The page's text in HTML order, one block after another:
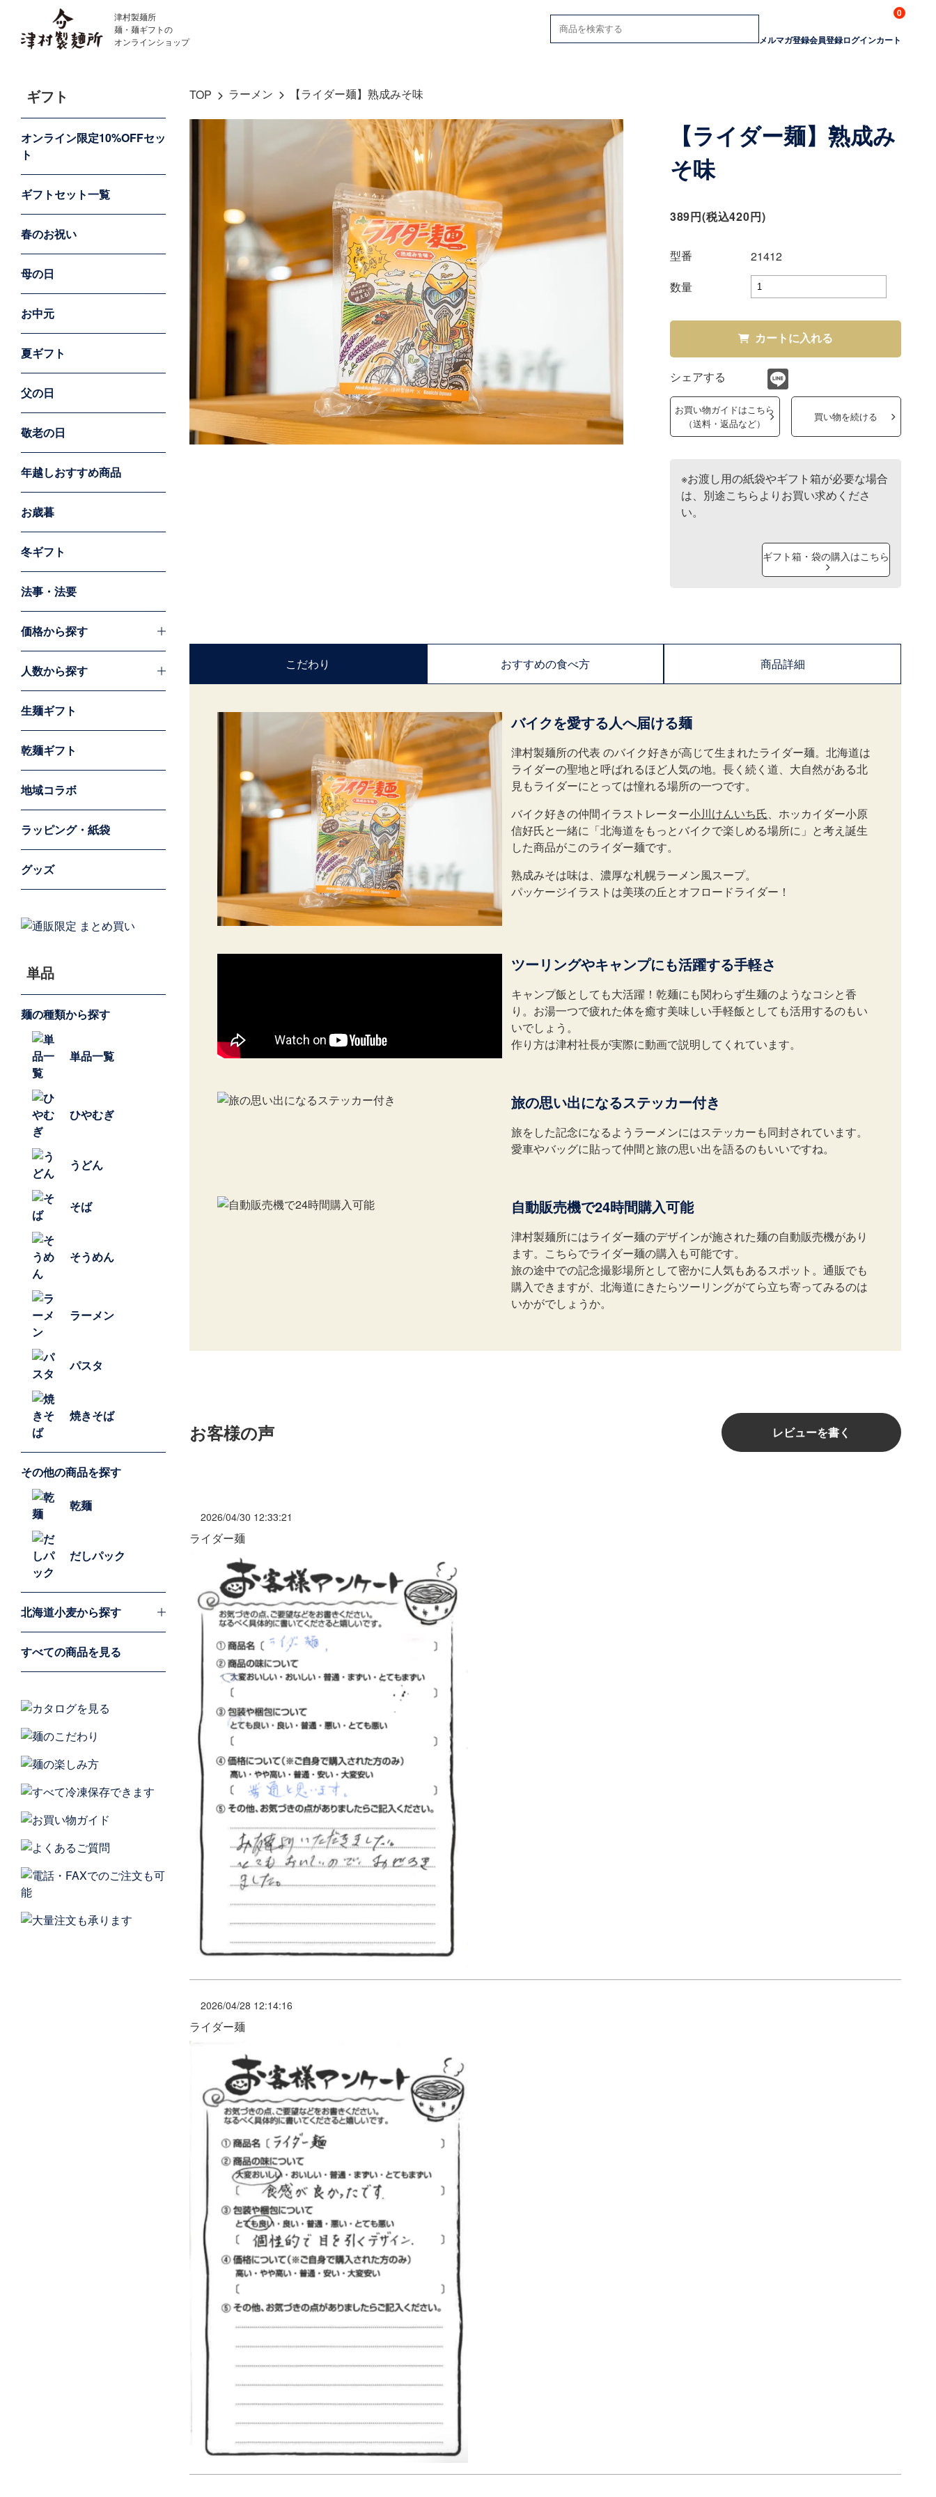
津村製麺所
麺・麺ギフトの
オンラインショップ
メルマガ登録会員登録ログインカート
0
TOP ラーメン 【ライダー麺】熟成みそ味
【ライダー麺】熟成み
そ味
389円(税込420円)
型番
21412
数量
カートに入れる
シェアする
お買い物ガイドはこちら
（送料・返品など）
買い物を続ける
※お渡し用の紙袋やギフト箱が必要な場合
は、別途こちらよりお買い求めくださ
い。
ギフト箱・袋の購入はこちら
こだわり おすすめの食べ方 商品詳細
バイクを愛する人へ届ける麺
津村製麺所の代表 のバイク好きが高じて生まれたライダー麺。北海道は
ライダーの聖地と呼ばれるほど人気の地。長く続く道、大自然がある北
見もライダーにとっては憧れる場所の一つです。
バイク好きの仲間イラストレーター小川けんいち氏、ホッカイダー小原
信好氏と一緒に「北海道をもっとバイクで楽しめる場所に」と考え誕生
した商品がこのライダー麺です。
熟成みそは味は、濃厚な札幌ラーメン風スープ。
パッケージイラストは美瑛の丘とオフロードライダー！
ツーリングやキャンプにも活躍する手軽さ
キャンプ飯としても大活躍！乾麺にも関わらず生麺のようなコシと香
り。お湯一つで疲れた体を癒す美味しい手軽飯としても活用するのもい
いでしょう。
作り方は津村社長が実際に動画で説明してくれています。
旅の思い出になるステッカー付き
旅をした記念になるようラーメンにはステッカーも同封されています。
愛車やバッグに貼って仲間と旅の思い出を語るのもいいですね。
自動販売機で24時間購入可能
津村製麺所にはライダー麺のデザインが施された麺の自動販売機があり
ます。こちらでライダー麺の購入も可能です。
旅の途中での記念撮影場所として密かに人気もあるスポット。通販でも
購入できますが、北海道にきたらツーリングがてら立ち寄ってみるのは
いかがでしょうか。
お客様の声 レビューを書く
2026/04/30 12:33:21
ライダー麺
2026/04/28 12:14:16
ライダー麺
ギフト
オンライン限定10%OFFセッ
ト
ギフトセット一覧
春のお祝い
母の日
お中元
夏ギフト
父の日
敬老の日
年越しおすすめ商品
お歳暮
冬ギフト
法事・法要
価格から探す
人数から探す
生麺ギフト
乾麺ギフト
地域コラボ
ラッピング・紙袋
グッズ
単品
麺の種類から探す
単品一覧
ひやむぎ
うどん
そば
そうめん
ラーメン
パスタ
焼きそば
その他の商品を探す
乾麺
だしパック
北海道小麦から探す
すべての商品を見る